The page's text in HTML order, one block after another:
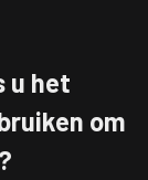
u het
om